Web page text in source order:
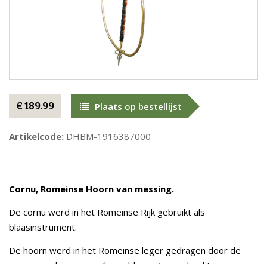
€ 189.99 Plaats op bestellijst
Artikelcode: DHBM-1916387000
Cornu, Romeinse Hoorn van messing.
De cornu werd in het Romeinse Rijk gebruikt als
blaasinstrument.
De hoorn werd in het Romeinse leger gedragen door de